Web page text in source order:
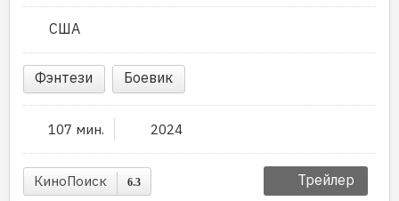
США
Фэнтези Боевик
107 мин. 2024
КиноПоиск 6.3 Трейлер